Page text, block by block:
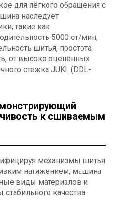
для лёгкого обращения с
наследует
такие как
5000 ст/мин,
шитья, простота
от высоко оценённых
стежка JUKI. (DDL-
к сшиваемым
механизмы шитья
натяжением, машина
виды материалов и
качества.